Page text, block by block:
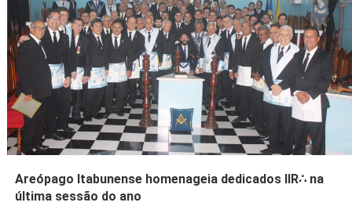
Areópago Itabunense homenageia dedicados IIR∴ na
última sessão do ano